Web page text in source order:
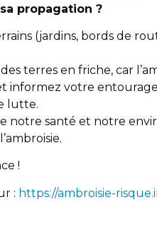
propagation ?
(jardins, bords de
terres en friche, car
informez votre entourage
lutte.
notre santé et notre
!
: https://ambroisie-